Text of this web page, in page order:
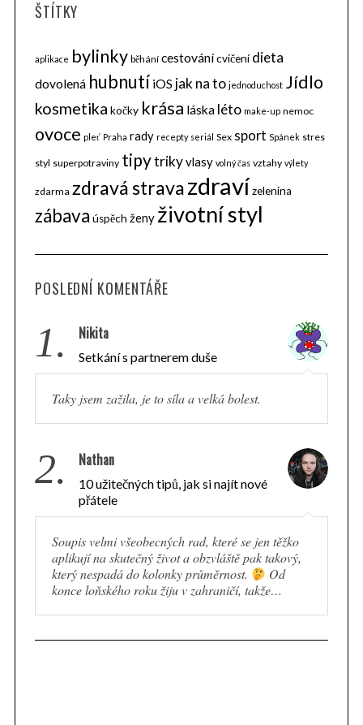
ŠTÍTKY
aplikace bylinky běhání cestovánícvičení dieta
dovolená hubnutí iOS jak na to jednoduchost Jídlo
kosmetika kočky krása láska léto make-up nemoc
ovoce pleť Praha rady recepty seriál Sex sport Spánek stres
styl superpotraviny tipytrikyvlasy volný čas vztahy výlety
zdarma zdravá stravazdravízelenina
zábava úspěch ženy životní styl
POSLEDNÍ KOMENTÁŘE
1. Nikita
Setkání s partnerem duše
Taky jsem zažila, je to síla a velká bolest.
2. Nathan
10 užitečných tipů, jak si najít nové
přátele
Soupis velmi všeobecných rad, které se jen těžko
aplikují na skutečný život a obzvláště pak takový,
který nespadá do kolonky průměrnost.
Od
konce loňského roku žiju v zahraničí, takže…